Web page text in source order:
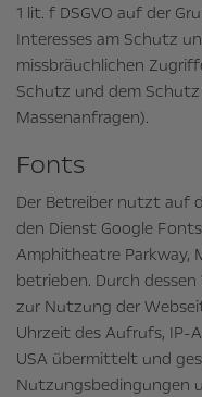
1 lit. f DSGVO auf der
Interesses am Schutz
missbräuchlichen
Schutz und dem
Massenanfragen).
Fonts
Der Betreiber nutzt auf
den Dienst Google
Amphitheatre Parkway,
betrieben. Durch
zur Nutzung der
Uhrzeit des Aufrufs, IP-
USA übermittelt und
Nutzungsbedingungen